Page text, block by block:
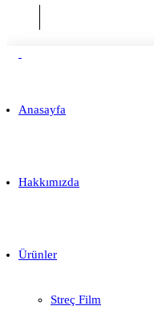
Anasayfa
Hakkımızda
Ürünler
Streç Film